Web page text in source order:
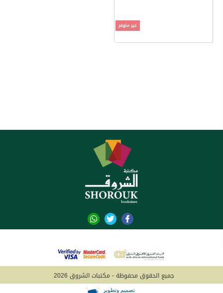
غير متوفر
جميع الحقوق محفوظة - مكتبات الشروق 2026
تصميم وتطوير